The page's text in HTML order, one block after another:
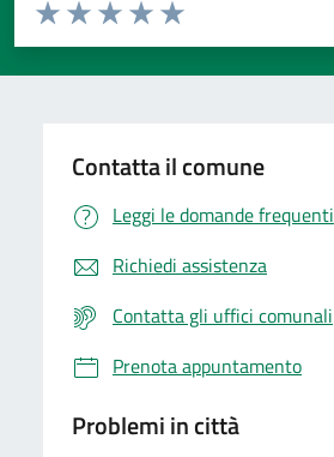
Valuta da 1 a 5 stelle la pagina
Valuta 5 stelle su 5
Valuta 4 stelle su 5
Valuta 3 stelle su 5
Valuta 2 stelle su 5
Valuta 1 stelle su 5
Contatta il comune
Leggi le domande frequenti
Richiedi assistenza
Contatta gli uffici comunali
Prenota appuntamento
Problemi in città